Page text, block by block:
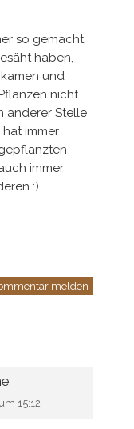
so gemacht,
haben,
und
nicht
anderer Stelle
immer
immer
:)
melden
15:12